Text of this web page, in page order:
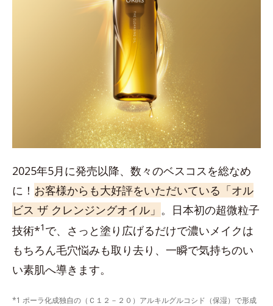
2025年5月に発売以降、数々のベスコスを総なめ
に！ お客様からも大好評をいただいている「オル
ビス ザ クレンジングオイル」 。日本初の超微粒子
技術*1 で、さっと塗り広げるだけで濃いメイクは
もちろん毛穴悩みも取り去り、一瞬で気持ちのい
い素肌へ導きます。
*1 ポーラ化成独自の（Ｃ１２－２０）アルキルグルコシド（保湿）で形成